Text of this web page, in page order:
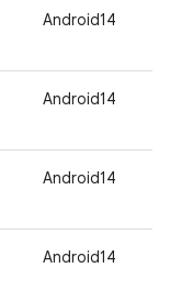
Android14
Android14
Android14
Android14